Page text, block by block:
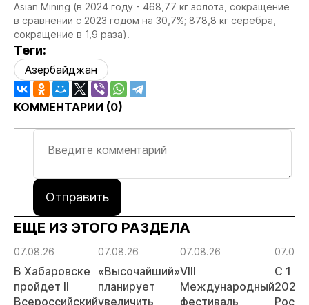
Asian Mining (в 2024 году - 468,77 кг золота, сокращение
в сравнении с 2023 годом на 30,7%; 878,8 кг серебра,
сокращение в 1,9 раза).
Теги:
Азербайджан
КОММЕНТАРИИ (0)
Отправить
ЕЩЕ ИЗ ЭТОГО РАЗДЕЛА
07.08.26
В Хабаровске
пройдет II
Всероссийский
07.08.26
«Высочайший»
планирует
увеличить
07.08.26
VIII
Международный
фестиваль
С 1
2026